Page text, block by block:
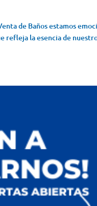
de Baños estamos
refleja la esencia de